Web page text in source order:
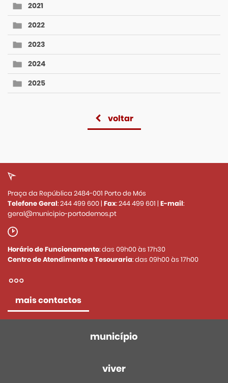
2021
2022
2023
2024
2025
voltar
Praça da República 2484-001 Porto de Mós
Telefone Geral:244 499 600| Fax:244 499 601 | E-mail:
geral@municipio-portodemos.pt
Horário de Funcionamento: das 09h00 às 17h30
Centro de Atendimento e Tesouraria: das 09h00 às 17h00
mais contactos
município
viver